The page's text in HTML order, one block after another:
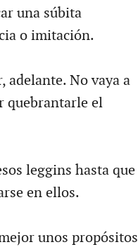
una súbita
o imitación.
adelante. No vaya a
quebrantarle el
leggins hasta que
en ellos.
unos propósitos